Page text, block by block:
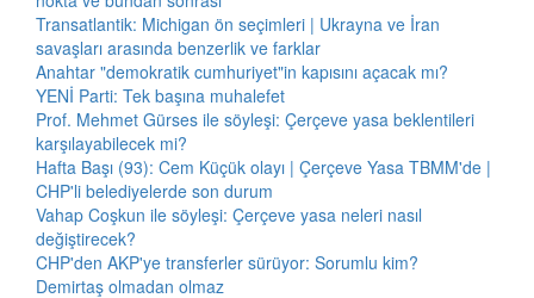
Transatlantik: Michigan ön seçimleri | Ukrayna ve İran
savaşları arasında benzerlik ve farklar
Anahtar "demokratik cumhuriyet"in kapısını açacak mı?
YENİ Parti: Tek başına muhalefet
Prof. Mehmet Gürses ile söyleşi: Çerçeve yasa beklentileri
karşılayabilecek mi?
Hafta Başı (93): Cem Küçük olayı | Çerçeve Yasa TBMM'de |
CHP'li belediyelerde son durum
Vahap Coşkun ile söyleşi: Çerçeve yasa neleri nasıl
değiştirecek?
CHP'den AKP'ye transferler sürüyor: Sorumlu kim?
Demirtaş olmadan olmaz